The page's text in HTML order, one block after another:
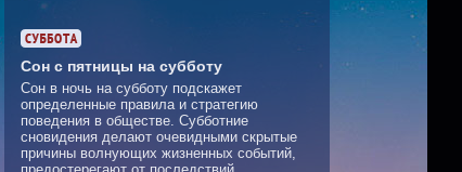
Сон с пятницы на субботу
Сон в ночь на субботу подскажет
определенные правила и стратегию
поведения в обществе. Субботние
сновидения делают очевидными скрытые
причины волнующих жизненных событий,